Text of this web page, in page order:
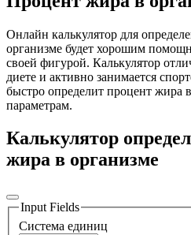
Онлайн калькулятор для
организме будет хорошим
своей фигурой. Калькулятор
диете и активно занимается
быстро определит процент жира
параметрам.
Калькулятор
жира в организме
Input Fields
Система единиц